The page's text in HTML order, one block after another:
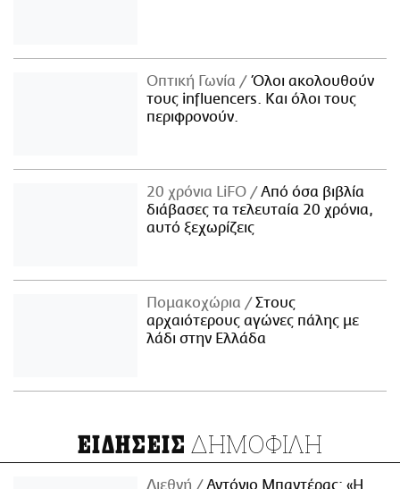
Οπτική Γωνία
Όλοι ακολουθούν
τους influencers. Και όλοι τους
περιφρονούν.
20 χρόνια LiFO
Από όσα βιβλία
διάβασες τα τελευταία 20 χρόνια,
αυτό ξεχωρίζεις
Πομακοχώρια
Στους
αρχαιότερους αγώνες πάλης με
λάδι στην Ελλάδα
ΕΙΔΗΣΕΙΣ ΔΗΜΟΦΙΛΗ
Διεθνή Αντόνιο Μπαντέρας: «Η